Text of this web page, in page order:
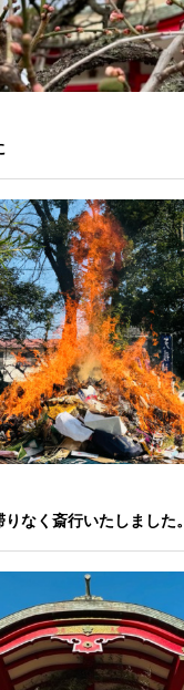
なく斎行いたしました。